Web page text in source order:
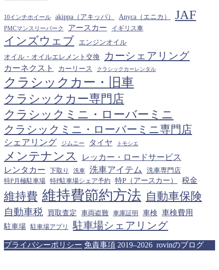
カ
イ
ブ
10インチホイール akippa（アキッパ） Anyca（エニカ） JAF
PMCマンスリーパーク アースカー イギリス車
インズウェブ エンジンオイル
オイル・オイルエレメント交換 カーシェアリング
カーネクスト カーリース クラシックカーレンタル
クラシックカー・旧車
クラシックカー専門店
クラシックミニ・ローバーミニ
クラシックミニ・ローバーミニ専門店
シェアリング ジムニー タイヤ トモシエ
メンテナンス
レッカー・ロードサービス
レンタカー
下取り 洗車 洗車アイテム
洗車専門店
特P月極駐車場
特P駐車場シェア予約 特P（アースカー） 税金
維持費 維持費節約方法 自動車保険
自動車税 買取査定 車両盗難 車庫証明 車検 車検費用
駐車場 駐車場アプリ 駐車場シェアリング
プライバシーポリシー 免責事項 2019–2026 rovinのブログ